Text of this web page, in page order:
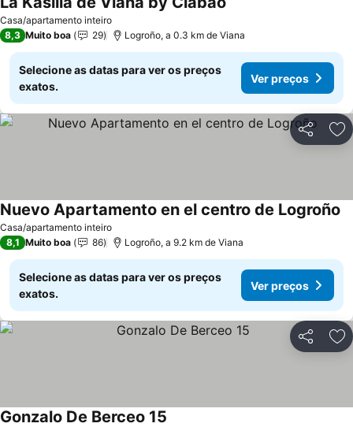
Casa/apartamento inteiro
8,3 Muito boa 29 Logroño, a 0.3 km de Viana
Selecione as datas para ver os preços
exatos.
Ver preços
Partilhar
Casa/apartamento inteiro
Nuevo Apartamento en el centro de Logroño
8,1 Muito boa 86 Logroño, a 9.2 km de Viana
Selecione as datas para ver os preços
exatos.
Ver preços
Partilhar
Gonzalo De Berceo 15